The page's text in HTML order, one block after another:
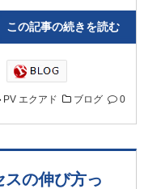
この記事の続きを読
PV エクアド ブログ 0
の伸び方っ